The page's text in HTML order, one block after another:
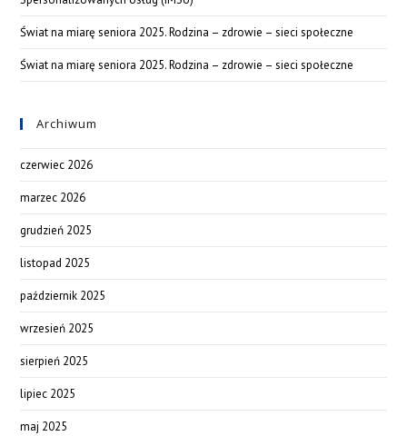
Świat na miarę seniora 2025. Rodzina – zdrowie – sieci społeczne
Świat na miarę seniora 2025. Rodzina – zdrowie – sieci społeczne
Archiwum
czerwiec 2026
marzec 2026
grudzień 2025
listopad 2025
październik 2025
wrzesień 2025
sierpień 2025
lipiec 2025
maj 2025